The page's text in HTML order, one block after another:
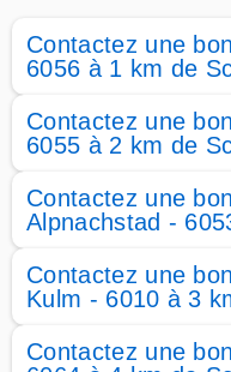
Contactez une
6056 à 1 km de
Contactez une
6055 à 2 km de
Contactez une
Alpnachstad -
Contactez une
Kulm - 6010 à 3
Contactez une